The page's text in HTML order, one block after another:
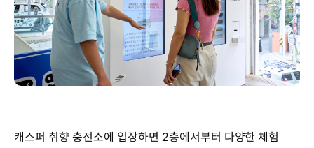
캐스퍼 취향 충전소에 입장하면 2층에서부터 다양한 체험